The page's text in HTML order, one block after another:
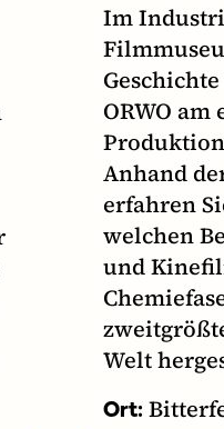
Im
ORWO
Anhand
erfahren
welchen
und
Welt
Ort: